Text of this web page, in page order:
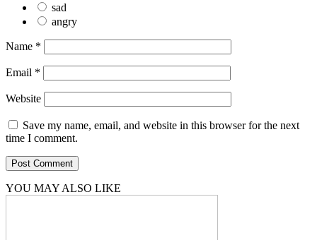
sad
angry
Name *
Email *
Website
Save my name, email, and website in this browser for the next
time I comment.
YOU MAY ALSO LIKE